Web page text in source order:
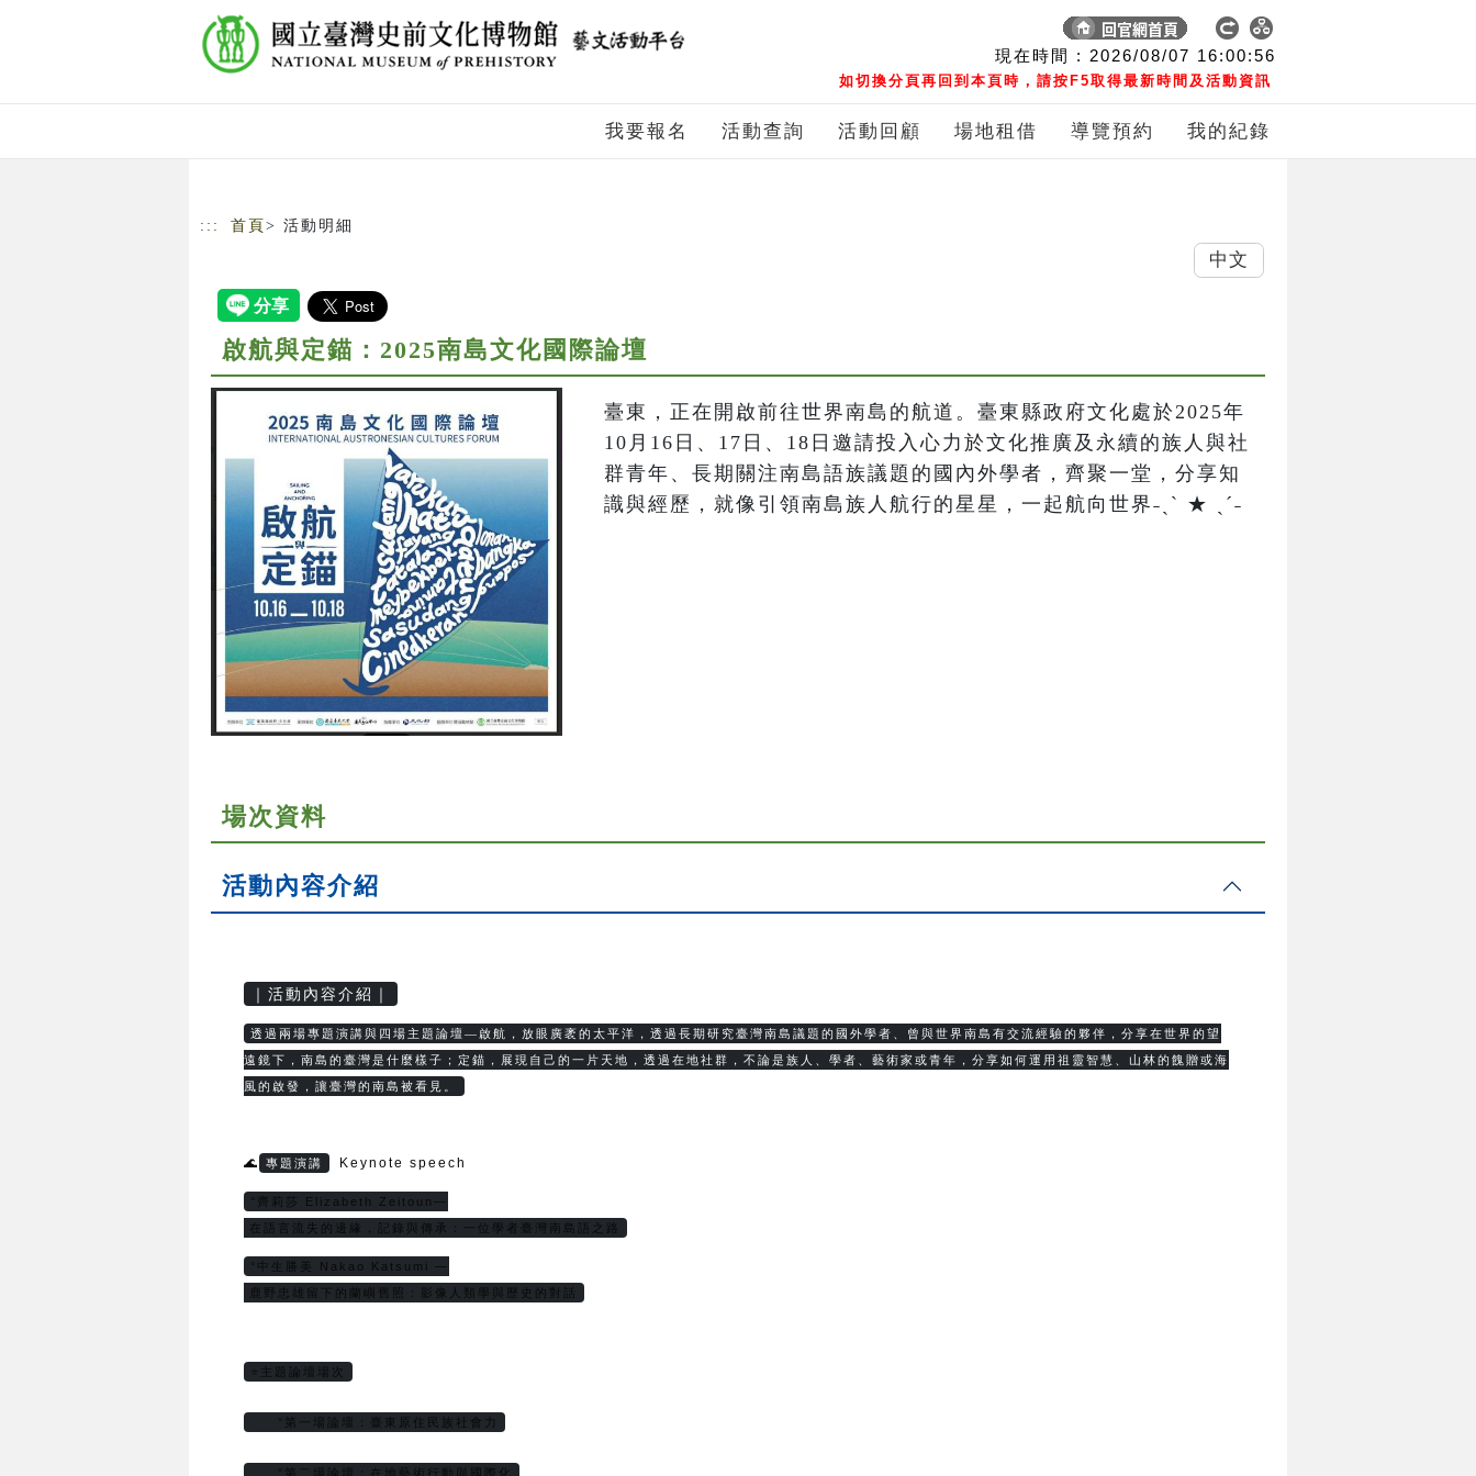
現在時間 : 2026/08/07 16:00:56
如切換分頁再回到本頁時，請按F5取得最新時間及活動資訊
我要報名 活動查詢 活動回顧 場地租借 導覽預約 我的紀錄
::: 首頁 > 活動明細
啟航與定錨：2025南島文化國際論壇
臺東，正在開啟前往世界南島的航道。臺東縣政府文化處於2025年
10月16日、17日、18日邀請投入心力於文化推廣及永續的族人與社
群青年、長期關注南島語族議題的國內外學者，齊聚一堂，分享知
識與經歷，就像引領南島族人航行的星星，一起航向世界˗ˏˋ ★ ˎˊ˗
場次資料
活動內容介紹
｜活動內容介紹｜
透過兩場專題演講與四場主題論壇—啟航，放眼廣袤的太平洋，透過長期研究臺灣南島議題的國外學者、曾與世界南島有交流經驗的夥伴，分享在世界的望
遠鏡下，南島的臺灣是什麼樣子；定錨，展現自己的一片天地，透過在地社群，不論是族人、學者、藝術家或青年，分享如何運用祖靈智慧、山林的餽贈或海
風的啟發，讓臺灣的南島被看見。
🌊 專題演講 Keynote speech
°齊莉莎 Elizabeth Zeitoun—
在語言流失的邊緣，記錄與傳承：一位學者臺灣南島語之路
°中生勝美 Nakao Katsumi —
鹿野忠雄留下的蘭嶼舊照：影像人類學與歷史的對話
⭐主題論壇場次
°第一場論壇：臺東原住民族社會力
°第二場論壇：在地藝術行動與國際化